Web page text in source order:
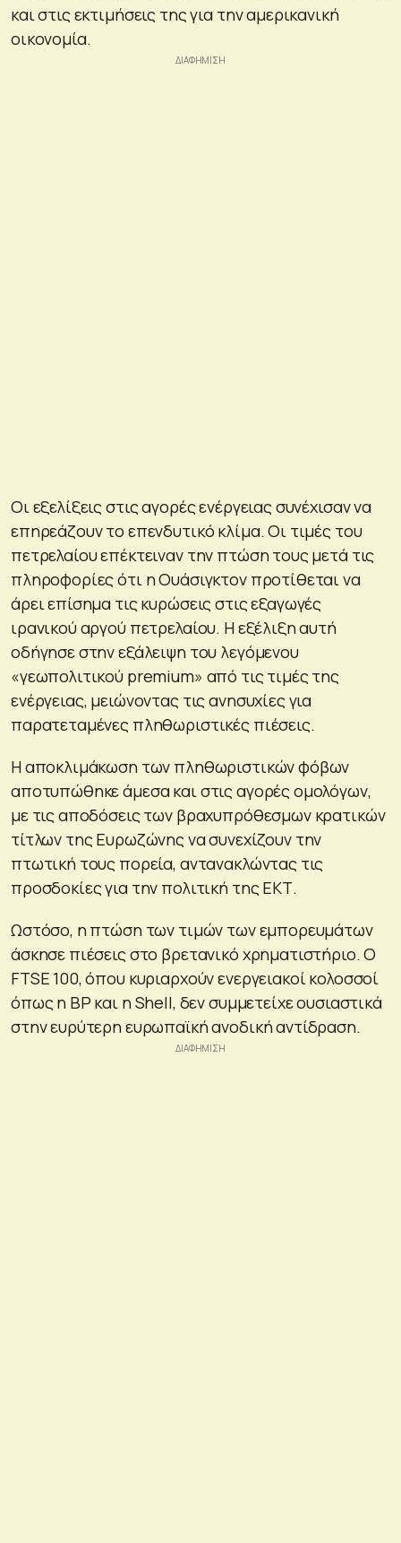
και στις εκτιμήσεις της για την αμερικανική
οικονομία.
Οι εξελίξεις στις αγορές ενέργειας συνέχισαν να
επηρεάζουν το επενδυτικό κλίμα. Οι τιμές του
πετρελαίου επέκτειναν την πτώση τους μετά τις
πληροφορίες ότι η Ουάσιγκτον προτίθεται να
άρει επίσημα τις κυρώσεις στις εξαγωγές
ιρανικού αργού πετρελαίου. Η εξέλιξη αυτή
οδήγησε στην εξάλειψη του λεγόμενου
«γεωπολιτικού premium» από τις τιμές της
ενέργειας, μειώνοντας τις ανησυχίες για
παρατεταμένες πληθωριστικές πιέσεις.
Η αποκλιμάκωση των πληθωριστικών φόβων
αποτυπώθηκε άμεσα και στις αγορές ομολόγων,
με τις αποδόσεις των βραχυπρόθεσμων κρατικών
τίτλων της Ευρωζώνης να συνεχίζουν την
πτωτική τους πορεία, αντανακλώντας τις
προσδοκίες για την πολιτική της ΕΚΤ.
Ωστόσο, η πτώση των τιμών των εμπορευμάτων
άσκησε πιέσεις στο βρετανικό χρηματιστήριο. Ο
FTSE 100, όπου κυριαρχούν ενεργειακοί κολοσσοί
όπως η BP και η Shell, δεν συμμετείχε ουσιαστικά
στην ευρύτερη ευρωπαϊκή ανοδική αντίδραση.